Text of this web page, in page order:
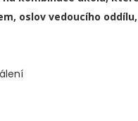
oslov vedoucího